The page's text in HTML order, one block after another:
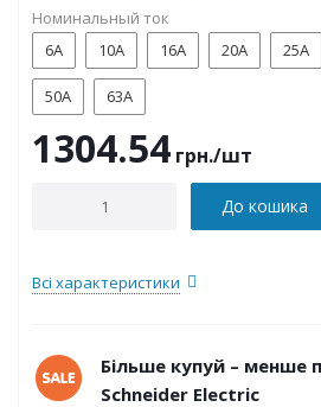
Номинальный ток
6А
10А 16А 20А 25А
50А 63А
1304.54 грн./шт
До кошика
Всі характеристики
Більше купуй – менше
Schneider Electric